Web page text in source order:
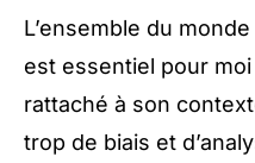
L’ensemble du
est essentiel pour
rattaché à son
trop de biais et